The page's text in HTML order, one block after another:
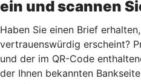
ein und scannen
Haben Sie einen Brief
vertrauenswürdig erscheint?
und der im QR-Code
der Ihnen bekannten